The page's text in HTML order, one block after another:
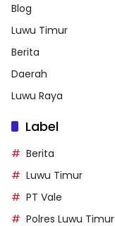
Blog
Luwu Timur
Berita
Daerah
Luwu Raya
Label
Berita
Luwu Timur
PT Vale
Polres Luwu Timur